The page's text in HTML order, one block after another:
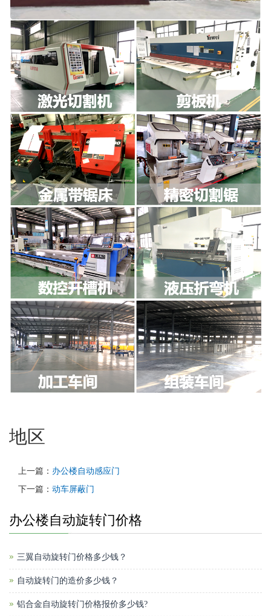
地区
上一篇： 办公楼自动感应门
下一篇： 动车屏蔽门
办公楼自动旋转门价格
三翼自动旋转门价格多少钱？
自动旋转门的造价多少钱？
铝合金自动旋转门价格报价多少钱?